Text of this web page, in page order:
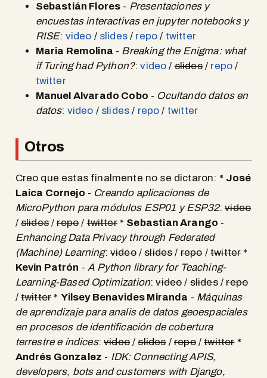
Sebastián Flores - Presentaciones y
encuestas interactivas en jupyter notebooks y
RISE: video / slides/ repo / twitter
Maria Remolina - Breaking the Enigma: what
if Turing had Python?:video /slides/ repo /
twitter
Manuel Alvarado Cobo - Ocultando datos en
datos: video / slides / repo / twitter
Otros
Creo que estas finalmente no se dictaron: * José
Laica Cornejo - Creando aplicaciones de
MicroPython para módulos ESP01 y ESP32:video
/slides/repo /twitter* Sebastian Arango -
Enhancing Data Privacy through Federated
(Machine) Learning: video/slides/repo/twitter*
Kevin Patrón - A Python library for Teaching-
Learning-Based Optimization:video/slides/repo
/twitter * Yilsey Benavides Miranda - Máquinas
de aprendizaje para analis de datos geoespaciales
en procesos de identificación de cobertura
terrestre e índices:video/slides/ repo/twitter*
Andrés Gonzalez - IDK: Connecting APIS,
developers, bots and customers with Django,